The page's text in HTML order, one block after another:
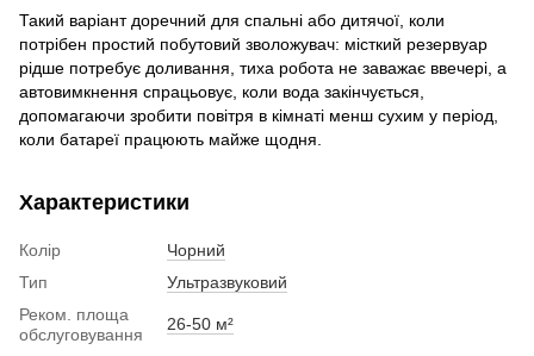
Такий варіант доречний для спальні або дитячої, коли
потрібен простий побутовий зволожувач: місткий резервуар
рідше потребує доливання, тиха робота не заважає ввечері, а
автовимкнення спрацьовує, коли вода закінчується,
допомагаючи зробити повітря в кімнаті менш сухим у період,
коли батареї працюють майже щодня.
Характеристики
Колір
Чорний
Тип
Ультразвуковий
Реком. площа
обслуговування
26-50 м²